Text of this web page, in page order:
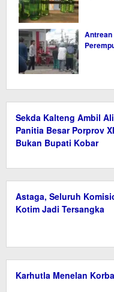
Antrean
Sekda Kalteng Ambil
Panitia Besar Porprov
Bukan Bupati Kobar
Astaga, Seluruh
Kotim Jadi Tersangka
Karhutla Menelan